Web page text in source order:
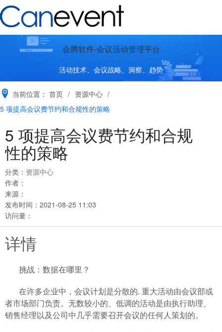
会腾软件-会议活动管理平台
活动技术、会议战略、洞察、趋势
当前位置： 首页 / 资源中心 /
5 项提高会议费节约和合规性的策略
5 项提高会议费节约和合规
性的策略
分类： 资源中心
作者：
来源：
发布时间： 2021-08-25 11:03
访问量：
详情
挑战：数据在哪里？
在许多企业中，会议计划是分散的. 重大活动由会议部或
者市场部门负责。无数较小的、低调的活动是由执行助理、
销售经理以及公司中几乎需要召开会议的任何人策划的。